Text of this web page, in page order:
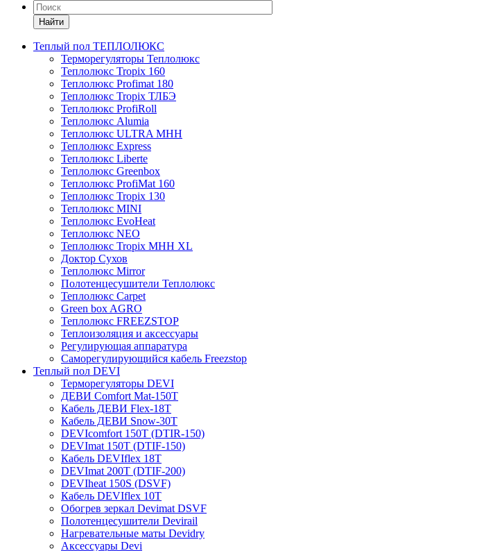
Найти
Теплый пол ТЕПЛОЛЮКС
Терморегуляторы Теплолюкс
Теплолюкс Tropix 160
Теплолюкс Profimat 180
Теплолюкс Tropix ТЛБЭ
Теплолюкс ProfiRoll
Теплолюкс Alumia
Теплолюкс ULTRA МНН
Теплолюкс Express
Теплолюкс Liberte
Теплолюкс Greenbox
Теплолюкс ProfiMat 160
Теплолюкс Tropix 130
Теплолюкс MINI
Теплолюкс EvoHeat
Теплолюкс NEO
Теплолюкс Tropix МНН XL
Доктор Сухов
Теплолюкс Mirror
Полотенцесушители Теплолюкс
Теплолюкс Carpet
Green box AGRO
Теплолюкс FREEZSTOP
Теплоизоляция и аксессуары
Регулирующая аппаратура
Cаморегулирующийся кабель Freezstop
Теплый пол DEVI
Терморегуляторы DEVI
ДЕВИ Comfort Mat-150T
Кабель ДЕВИ Flex-18T
Кабель ДЕВИ Snow-30T
DEVIcomfort 150T (DTIR-150)
DEVImat 150T (DTIF-150)
Кабель DEVIflex 18T
DEVImat 200T (DTIF-200)
DEVIheat 150S (DSVF)
Кабель DEVIflex 10T
Обогрев зеркал Devimat DSVF
Полотенцесушители Devirail
Нагревательные маты Devidry
Аксессуары Devi